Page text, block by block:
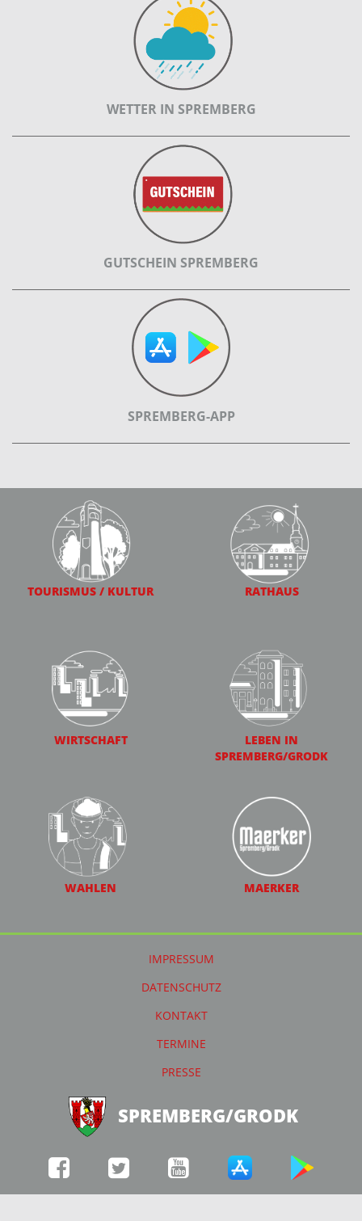
WETTER IN SPREMBERG
GUTSCHEIN SPREMBERG
SPREMBERG-APP
TOURISMUS / KULTUR RATHAUS
WIRTSCHAFT
LEBEN IN
SPREMBERG/GRODK
WAHLEN MAERKER
IMPRESSUM
DATENSCHUTZ
KONTAKT
TERMINE
PRESSE
SPREMBERG/GRODK